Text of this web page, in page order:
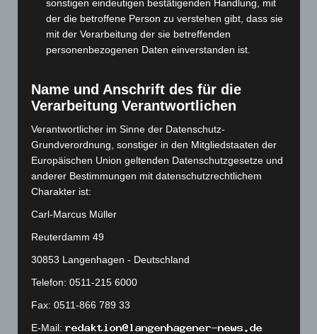
März 2024(103)
Februar 2024(103)
Januar 2024(111)
November 2023(130)
Oktober 2023(114)
September 2023(133)
August 2023
(134)
Juli 2023(118)
Juni 2023(142)
Mai 2023(139)
April 2023(155)
März 2023(174)
Februar 2023(154)
Januar 2023(140)
Dezember 2022(130)
sonstigen eindeutigen bestätigenden Handlung, mit
der die betroffene Person zu verstehen gibt, dass sie
mit der Verarbeitung der sie betreffenden
personenbezogenen Daten einverstanden ist.
Name und Anschrift des für die
Verarbeitung Verantwortlichen
Verantwortlicher im Sinne der Datenschutz-
Grundverordnung, sonstiger in den Mitgliedstaaten der
Europäischen Union geltenden Datenschutzgesetze und
anderer Bestimmungen mit datenschutzrechtlichem
Charakter ist:
Carl-Marcus Müller
Reuterdamm 49
30853 Langenhagen - Deutschland
Telefon: 0511-215 6000
Fax: 0511-866 789 33
E-Mail: